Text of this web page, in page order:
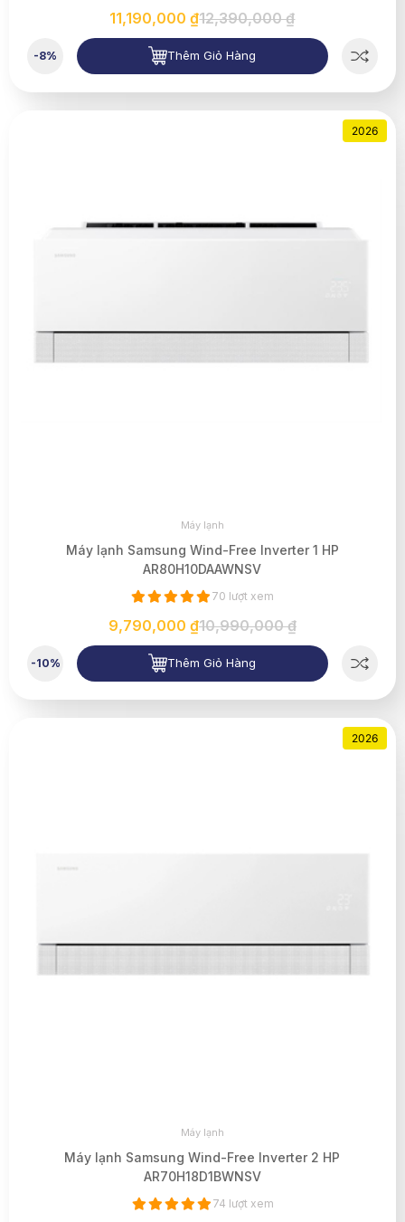
11,190,000 ₫12,390,000 ₫
-8% Thêm Giỏ Hàng
2026
Máy lạnh
Máy lạnh Samsung Wind-Free Inverter 1 HP
AR80H10DAAWNSV
70 lượt xem
9,790,000 ₫10,990,000 ₫
-10% Thêm Giỏ Hàng
2026
Máy lạnh
Máy lạnh Samsung Wind-Free Inverter 2 HP
AR70H18D1BWNSV
74 lượt xem